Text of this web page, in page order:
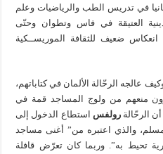
في تدريس الطب والرياضيات وعلم
العتيقة في فاس وتطوان وحتّى
انعكاس ضعيف للثقافة الموريســكية
عالجه الرحّالة الألمان في كتاباتهم،
منعهم من ولوج المساجد قمة في
الرحّالةرولفس استطاع الدخول إلى
والذي اعتبره من” أغنى مساجد
تحيط به”. وربما كان تعرّض قافلة